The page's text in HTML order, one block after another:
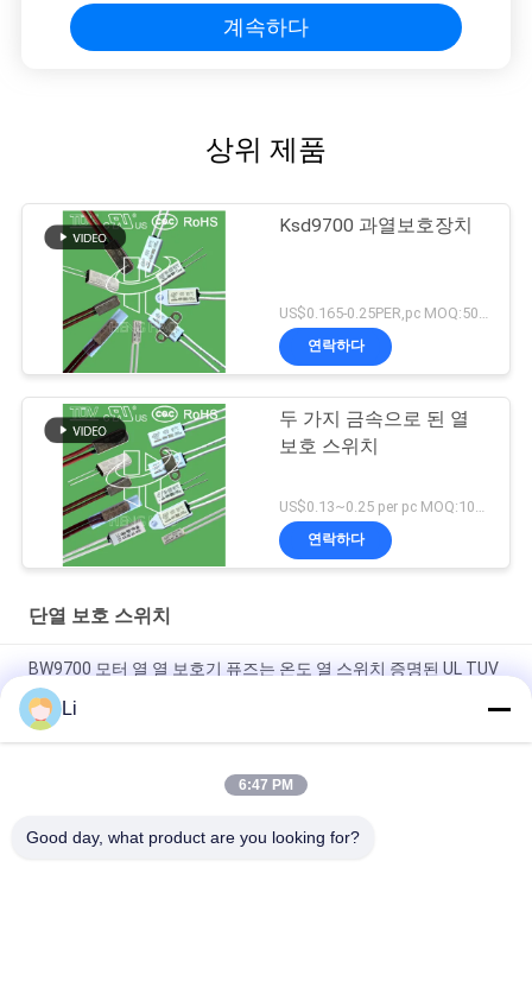
계속하다
상위 제품
Ksd9700 과열보호장치
US$0.165-0.25PER,pc MOQ:5000 PC
연락하다
두 가지 금속으로 된 열
보호 스위치
연락하다
단열 보호 스위치
BW9700 모터 열 열 보호기 퓨즈는 온도 열 스위치 증명된 UL TUV
CQC KC 250V 5-16A 30-150C를 펌핑합니다
BH-B2D 과열 열 보호 스위치는 UL TUV KC CQC와 250v 5a 과부담
Li
6:47 PM
Good day, what product are you looking for?